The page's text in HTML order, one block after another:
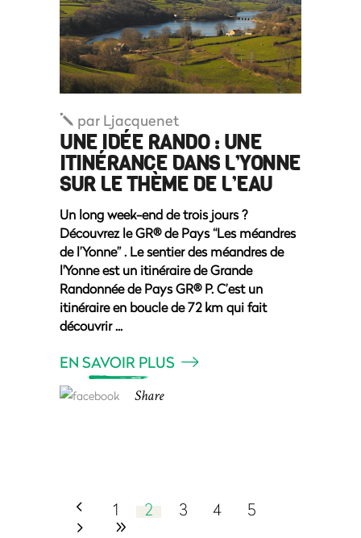
par Ljacquenet
UNE IDÉE RANDO : UNE
ITINÉRANCE DANS L’YONNE
SUR LE THÈME DE L’EAU
Un long week-end de trois jours ?
Découvrez le GR® de Pays “Les méandres
de l’Yonne” . Le sentier des méandres de
l'Yonne est un itinéraire de Grande
Randonnée de Pays GR® P. C’est un
itinéraire en boucle de 72 km qui fait
découvrir
EN SAVOIR PLUS
Share
1 2 3 4 5